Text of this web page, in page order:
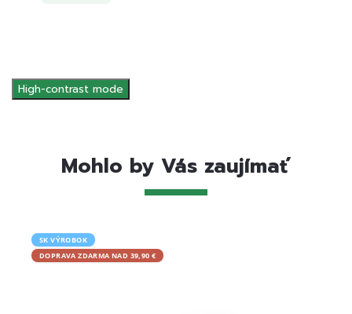
High-contrast mode
Mohlo by Vás zaujímať
SK VÝROBOK
DOPRAVA ZDARMA NAD 39,90 €